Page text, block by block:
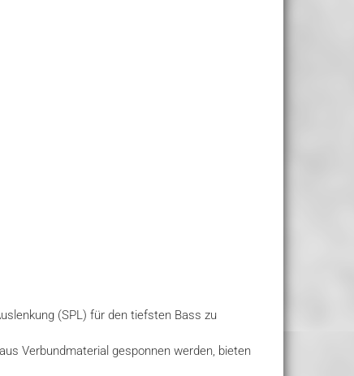
(SPL) für den tiefsten Bass zu
Verbundmaterial gesponnen werden, bieten